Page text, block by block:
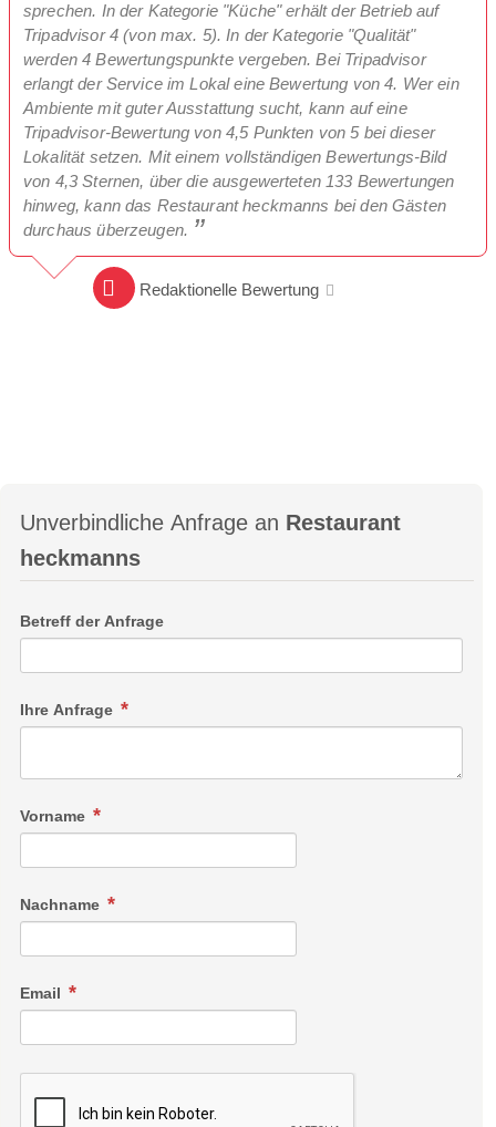
sprechen. In der Kategorie "Küche" erhält der Betrieb auf
Tripadvisor 4 (von max. 5). In der Kategorie "Qualität"
werden 4 Bewertungspunkte vergeben. Bei Tripadvisor
erlangt der Service im Lokal eine Bewertung von 4. Wer ein
Ambiente mit guter Ausstattung sucht, kann auf eine
Tripadvisor-Bewertung von 4,5 Punkten von 5 bei dieser
Lokalität setzen. Mit einem vollständigen Bewertungs-Bild
von 4,3 Sternen, über die ausgewerteten 133 Bewertungen
hinweg, kann das Restaurant heckmanns bei den Gästen
durchaus überzeugen.
Redaktionelle Bewertung
Unverbindliche Anfrage an Restaurant
heckmanns
Betreff der Anfrage
Ihre Anfrage
Vorname
Nachname
Email